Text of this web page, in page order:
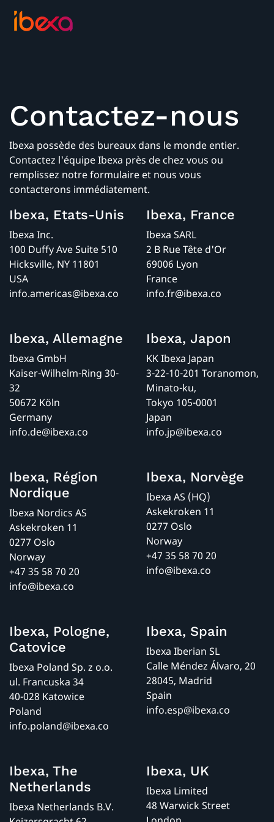
Contactez-nous
Ibexa possède des bureaux dans le monde entier.
Contactez l'équipe Ibexa près de chez vous ou
remplissez notre formulaire et nous vous
contacterons immédiatement.
Ibexa, Etats-Unis
Ibexa Inc.
100 Duffy Ave Suite 510
Hicksville, NY 11801
USA
info.americas@ibexa.co
Ibexa, France
Ibexa SARL
2 B Rue Tête d'Or
69006 Lyon
France
info.fr@ibexa.co
Ibexa, Allemagne
Ibexa GmbH
Kaiser-Wilhelm-Ring 30-
32
50672 Köln
Germany
info.de@ibexa.co
Ibexa, Japon
KK Ibexa Japan
3-22-10-201 Toranomon,
Minato-ku,
Tokyo 105-0001
Japan
info.jp@ibexa.co
Ibexa, Région
Nordique
Ibexa Nordics AS
Askekroken 11
0277 Oslo
Norway
+47 35 58 70 20
info@ibexa.co
Ibexa, Norvège
Ibexa AS (HQ)
Askekroken 11
0277 Oslo
Norway
+47 35 58 70 20
info@ibexa.co
Ibexa, Pologne,
Catovice
Ibexa Poland Sp. z o.o.
ul. Francuska 34
40-028 Katowice
Poland
info.poland@ibexa.co
Ibexa, Spain
Ibexa Iberian SL
Calle Méndez Álvaro, 20
28045, Madrid
Spain
info.esp@ibexa.co
Ibexa, The
Netherlands
Ibexa Netherlands B.V.
Ibexa, UK
Ibexa Limited
48 Warwick Street